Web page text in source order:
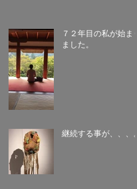
７２年目の私が始まり
ました。
継続する事が、、、。